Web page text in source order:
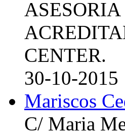
CENTER.
30-10-2015
Mariscos
C/ Maria